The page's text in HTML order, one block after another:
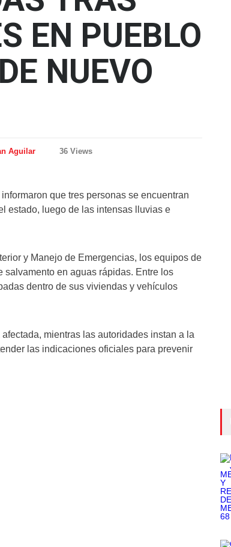
EN PUEBLO
NUEVO
Aguilar 36 Views
que tres personas se encuentran
estado, luego de las intensas lluvias e
y Manejo de Emergencias, los equipos de
en aguas rápidas. Entre los
dentro de sus viviendas y vehículos
mientras las autoridades instan a la
las indicaciones oficiales para prevenir